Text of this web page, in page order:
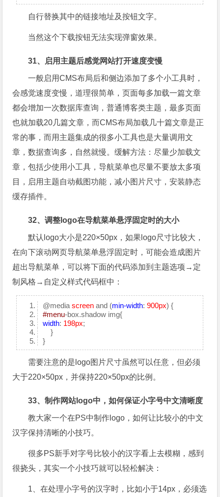
自行替换其中的链接地址及按钮文字。
当然这个下载按钮无法实现弹窗效果。
31、启用主题后感觉网站打开速度变慢
一般启用CMS布局后和侧边添加了多个小工具时，
会感觉速度变慢，道理很简单，页面每多加载一篇文章
都会增加一次数据库查询，普通博客类主题，最多页面
也就加载20几篇文章，而CMS布局加载几十篇文章是正
常的事，而用主题集成的很多小工具也是大量调用文
章，数据查询多，自然就慢。缓解方法：尽量少加载文
章，包括少使用小工具，导航菜单也尽量不要放太多项
目，启用主题自动截图功能，减小图片尺寸，安装静态
缓存插件。
32、调整logo在导航菜单悬浮固定时的大小
默认logo大小是220×50px，如果logo尺寸比较大，
在向下滚动网页导航菜单悬浮固定时，可能会造成图片
超出导航菜单，可以将下面的代码添加到主题选项→定
制风格→自定义样式代码框中：
@mediascreen and (min-width:900px) {
#menu-box.shadow img{
width: 198px;
}
}
需要注意的是logo图片尺寸虽然可以任意，但必须
大于220×50px，并保持220×50px的比例。
33、制作网站logo中，如何保证小字号中文清晰度
教大家一个在PS中制作logo，如何让比较小的中文
汉字保持清晰的小技巧。
很多PS新手对字号比较小的汉字看上去模糊，感到
很挠头，其实一个小技巧就可以轻松解决：
1、在处理小字号的汉字时，比如小于14px，必须选